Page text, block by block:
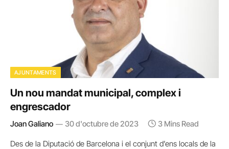
AJUNTAMENTS
Un nou mandat municipal, complex i
engrescador
Joan Galiano 30 d'octubre de 2023 3 Mins Read
Des de la Diputació de Barcelona i el conjunt d’ens locals de la